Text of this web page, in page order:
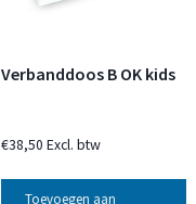
Verbanddoos B OK kids
€38,50 Excl. btw
Toevoegen aan